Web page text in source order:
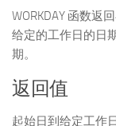
WORKDAY 函数返
给定的工作日的日
期。
返回值
起始日到给定工作